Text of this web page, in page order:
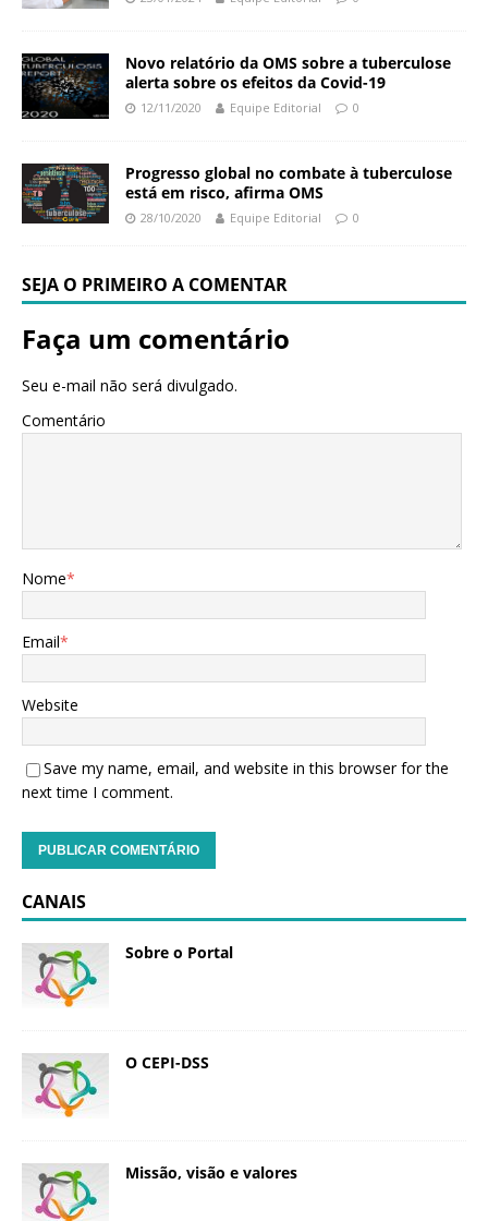
Novo relatório da OMS sobre a tuberculose
alerta sobre os efeitos da Covid-19
12/11/2020 Equipe Editorial 0
Progresso global no combate à tuberculose
está em risco, afirma OMS
28/10/2020 Equipe Editorial 0
SEJA O PRIMEIRO A COMENTAR
Faça um comentário
Seu e-mail não será divulgado.
Comentário
Nome*
Email*
Website
Save my name, email, and website in this browser for the
next time I comment.
CANAIS
Sobre o Portal
O CEPI-DSS
Missão, visão e valores